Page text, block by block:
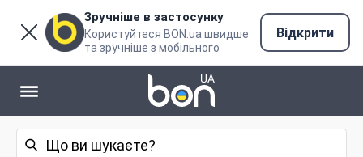
Зручніше в застосунку
Користуйтеся BON.ua швидше
та зручніше з мобільного
Відкрити